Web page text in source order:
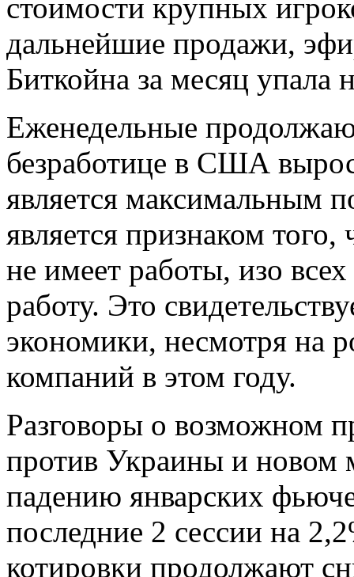
стоимости крупных
дальнейшие продажи,
Биткойна за месяц упала
Еженедельные
безработице в США
является максимальным
является признаком
не имеет работы, изо
работу. Это
экономики, несмотря на
компаний в этом году.
Разговоры о возможном
против Украины и
падению январских
последние 2 сессии на
котировки продолжают